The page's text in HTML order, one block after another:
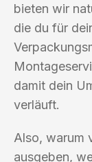
bieten wir
die du für
damit dein
verläuft.
Also, warum
ausgeben,